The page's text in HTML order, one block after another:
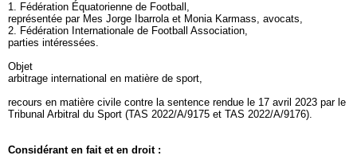
1. Fédération Équatorienne de Football,
représentée par Mes Jorge Ibarrola et Monia Karmass, avocats,
2. Fédération Internationale de Football Association,
parties intéressées.
Objet
arbitrage international en matière de sport,
recours en matière civile contre la sentence rendue le 17 avril 2023 par le
Tribunal Arbitral du Sport (TAS 2022/A/9175 et TAS 2022/A/9176).
Considérant en fait et en droit :